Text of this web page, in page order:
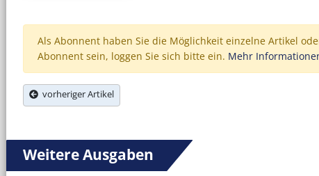
Als Abonnent haben Sie die Möglichkeit einzelne Artikel
Abonnent sein, loggen Sie sich bitte ein. Mehr
vorheriger Artikel
Weitere Ausgaben